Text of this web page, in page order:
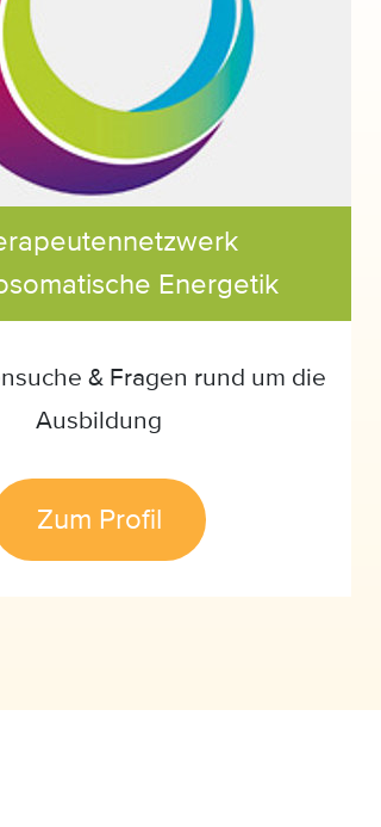
Energetik
& Fragen rund um die
Ausbildung
Zum Profil